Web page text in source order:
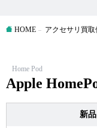
HOME アクセサリ買取
Home Pod
Apple
新